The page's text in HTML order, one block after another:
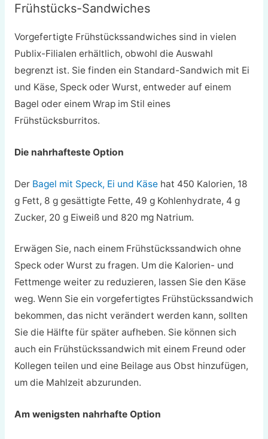
Frühstücks-Sandwiches
Vorgefertigte Frühstückssandwiches sind in vielen
Publix-Filialen erhältlich, obwohl die Auswahl
begrenzt ist. Sie finden ein Standard-Sandwich mit Ei
und Käse, Speck oder Wurst, entweder auf einem
Bagel oder einem Wrap im Stil eines
Frühstücksburritos.
Die nahrhafteste Option
Der Bagel mit Speck, Ei und Käsehat 450 Kalorien, 18
g Fett, 8 g gesättigte Fette, 49 g Kohlenhydrate, 4 g
Zucker, 20 g Eiweiß und 820 mg Natrium.
Erwägen Sie, nach einem Frühstückssandwich ohne
Speck oder Wurst zu fragen. Um die Kalorien- und
Fettmenge weiter zu reduzieren, lassen Sie den Käse
weg. Wenn Sie ein vorgefertigtes Frühstückssandwich
bekommen, das nicht verändert werden kann, sollten
Sie die Hälfte für später aufheben. Sie können sich
auch ein Frühstückssandwich mit einem Freund oder
Kollegen teilen und eine Beilage aus Obst hinzufügen,
um die Mahlzeit abzurunden.
Am wenigsten nahrhafte Option